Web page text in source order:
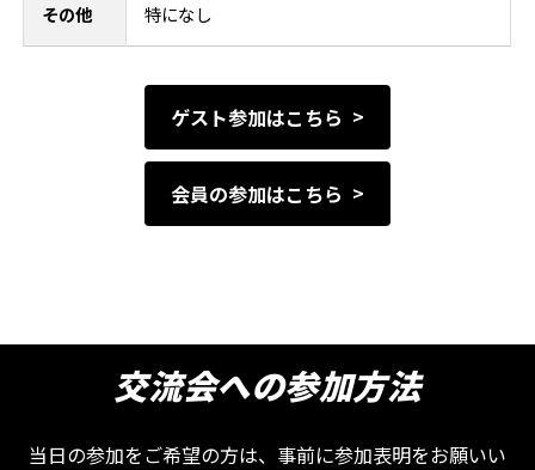
その他 特になし
ゲスト参加はこちら
会員の参加はこちら
交流会への参加方法
当日の参加をご希望の方は、事前に参加表明をお願いい